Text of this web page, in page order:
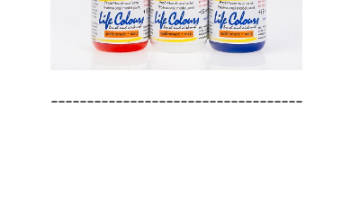
-----------------------------------